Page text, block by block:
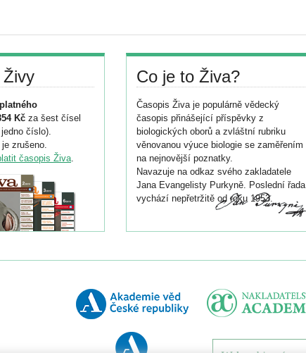
Živy
Kč za šest čísel
číslo).
je zrušeno.
časopis Živa.
Co je to Živa?
Časopis Živa je populárně vědecký
časopis přinášející příspěvky z
biologických oborů a zvláštní rubriku
věnovanou výuce biologie se zaměřením
na nejnovější poznatky.
Navazuje na odkaz svého zakladatele
Jana Evangelisty Purkyně. Poslední řada
vychází nepřetržitě od roku 1953.